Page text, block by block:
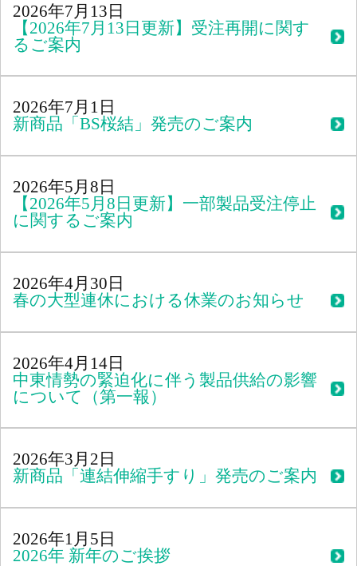
2026年7月13日
【2026年7月13日更新】受注再開に関す
るご案内
2026年7月1日
新商品「BS桜結」発売のご案内
2026年5月8日
【2026年5月8日更新】一部製品受注停止
に関するご案内
2026年4月30日
春の大型連休における休業のお知らせ
2026年4月14日
中東情勢の緊迫化に伴う製品供給の影響
について（第一報）
2026年3月2日
新商品「連結伸縮手すり」発売のご案内
2026年1月5日
2026年 新年のご挨拶